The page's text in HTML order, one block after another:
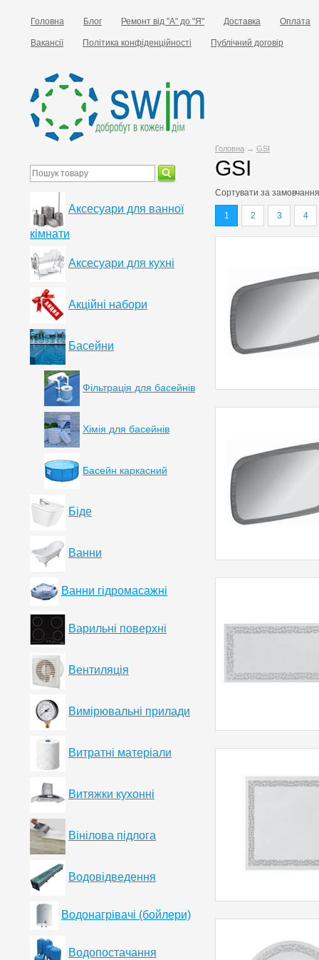
Головна Блог Ремонт від "А" до "Я" Доставка Оплата
Вакансії Політика конфіденційності Публічний договір
Головна → GSI
GSI
Сортувати за
1 2 3 4
Аксесуари для ванної
кімнати
Аксесуари для кухні
Акційні набори
Басейни
Фільтрація для басейнів
Хімія для басейнів
Басейн каркасний
Біде
Ванни
Ванни гідромасажні
Варильні поверхні
Вентиляція
Вимірювальні прилади
Витратні матеріали
Витяжки кухонні
Вінілова підлога
Водовідведення
Водонагрівачі (бойлери)
Водопостачання